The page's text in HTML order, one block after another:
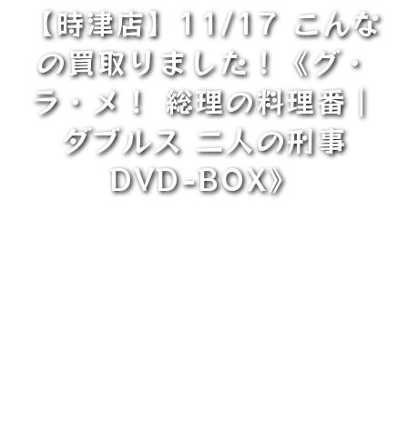
【時津店】11/17 こんな
の買取りました！《グ・
ラ・メ！ 総理の料理番｜
ダブルス 二人の刑事
DVD-BOX》